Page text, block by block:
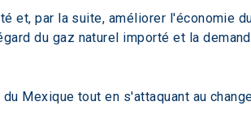
et, par la suite, améliorer l'économie
du gaz naturel importé et la
Mexique tout en s'attaquant au